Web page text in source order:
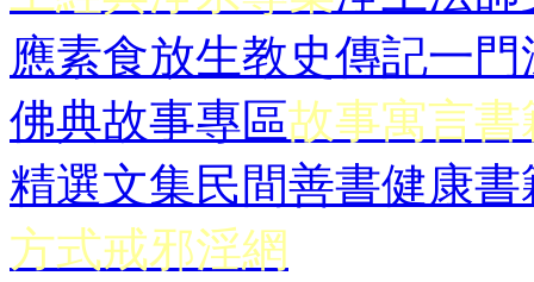
應素食放生教史傳記一門
佛典故事專區故事寓言書
精選文集民間善書健康書
方式戒邪淫網